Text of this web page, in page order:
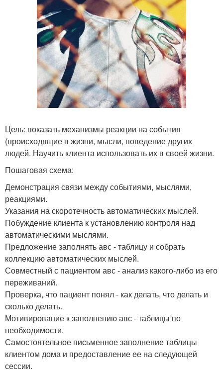
Цель: показать механизмы реакции на события
(происходящие в жизни, мысли, поведение других
людей. Научить клиента использовать их в своей жизни.
Пошаговая схема:
Демонстрация связи между событиями, мыслями,
реакциями.
Указания на скоротечность автоматических мыслей.
Побуждение клиента к установлению контроля над
автоматическими мыслями.
Предложение заполнять авс - таблицу и собрать
коллекцию автоматических мыслей.
Совместный с пациентом авс - анализ какого-либо из его
переживаний.
Проверка, что пациент понял - как делать, что делать и
сколько делать.
Мотивирование к заполнению авс - таблицы по
необходимости.
Самостоятельное письменное заполнение таблицы
клиентом дома и предоставление ее на следующей
сессии.